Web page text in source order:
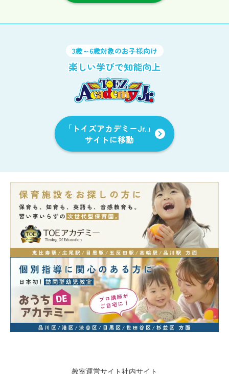
3歳～6歳対象のお子様向け
楽しい学びで知能向上
「トイズアカデミーJr.」
サイトに移動
教室運営サイト社内サイト